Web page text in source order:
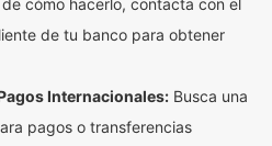
cómo hacerlo, contacta con el
de tu banco para obtener
Internacionales: Busca una
pagos o transferencias